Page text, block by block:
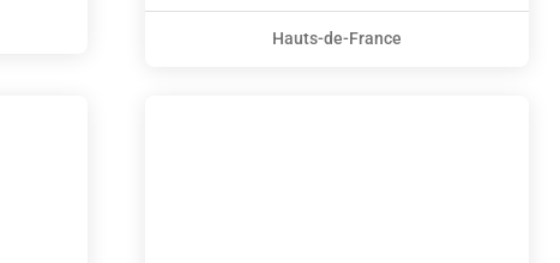
Hauts-de-France